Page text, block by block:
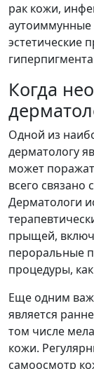
рак кожи,
аутоиммунные
эстетические
Когда
Одной из
дерматологу
может
всего связано
Дерматологи
прыщей,
пероральные
процедуры,
Еще одним
является
том числе
кожи.
самоосмотр